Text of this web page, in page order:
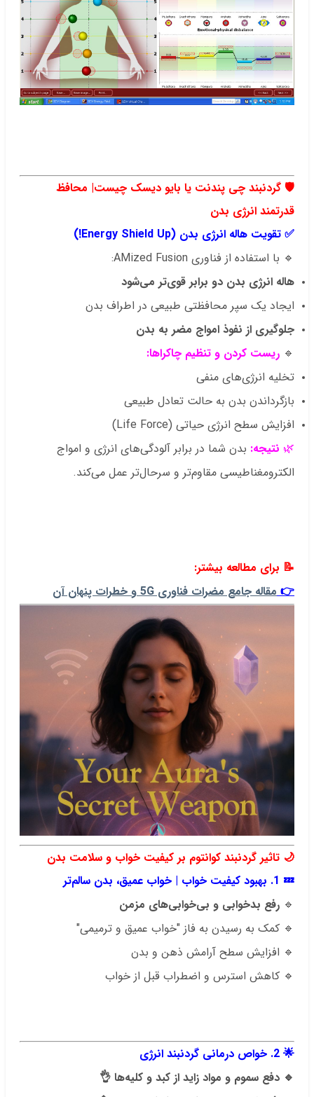
🛡️ گردنبند چی پندنت یا بایو دیسک چیست| محافظ
قدرتمند انرژی بدن
✅ تقویت هاله انرژی بدن (Energy Shield Up!)
🔹 با استفاده از فناوری AMized Fusion:
هاله انرژی بدن دو برابر قوی‌تر می‌شود
ایجاد یک سپر محافظتی طبیعی در اطراف بدن
جلوگیری از نفوذ امواج مضر به بدن
🔹 ریست کردن و تنظیم چاکراها:
تخلیه انرژی‌های منفی
بازگرداندن بدن به حالت تعادل طبیعی
افزایش سطح انرژی حیاتی (Life Force)
🌿 نتیجه: بدن شما در برابر آلودگی‌های انرژی و امواج
الکترومغناطیسی مقاوم‌تر و سرحال‌تر عمل می‌کند.
📝 برای مطالعه بیشتر:
👉مقاله جامع مضرات فناوری 5G و خطرات پنهان آن
🌙 تاثیر گردنبند کوانتوم بر کیفیت خواب و سلامت بدن
💤 1. بهبود کیفیت خواب | خواب عمیق، بدن سالم‌تر
🔹 رفع بدخوابی و بی‌خوابی‌های مزمن
🔹 کمک به رسیدن به فاز "خواب عمیق و ترمیمی"
🔹 افزایش سطح آرامش ذهن و بدن
🔹 کاهش استرس و اضطراب قبل از خواب
🌟 2. خواص درمانی گردنبند انرژی
🔹 دفع سموم و مواد زاید از کبد و کلیه‌ها 👌